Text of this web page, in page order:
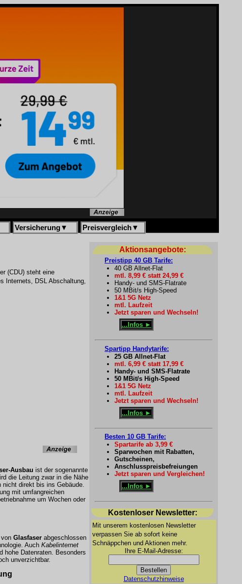
Versicherung▼ Preisvergleich▼
(CDU) steht eine
Internets, DSL Abschaltung,
Ausbau ist der sogenannte
die Leitung zwar in die Nähe
nicht direkt bis ins Gebäude.
mit umfangreichen
um Wochen oder
Glasfaser abgeschlossen
Auch Kabelinternet
hohe Datenraten. Besonders
unverzichtbar.
Aktionsangebote:
Preistipp 40 GB Tarife:
40 GB Allnet-Flat
mtl. 8,99 € statt 24,99 €
Handy- und SMS-Flatrate
50 MBit/s High-Speed
1&1 5G Netz
mtl. Laufzeit
Jetzt sparen und Wechseln!
...Infos ►
Spartipp Handytarife:
25 GB Allnet-Flat
mtl. 6,99 € statt 17,99 €
Handy- und SMS-Flatrate
50 MBit/s High-Speed
1&1 5G Netz
mtl. Laufzeit
Jetzt sparen und Wechseln!
...Infos ►
Besten 10 GB Tarife:
Spartarife ab 3,99 €
Sparwochen mit Rabatten,
Gutscheinen,
Anschlusspreisbefreiungen
Jetzt sparen und Vergleichen!
...Infos ►
Kostenloser Newsletter:
Mit unserem kostenlosen Newsletter
verpassen Sie ab sofort keine
Schnäppchen und Aktionen mehr.
Ihre E-Mail-Adresse:
Datenschutzhinweise